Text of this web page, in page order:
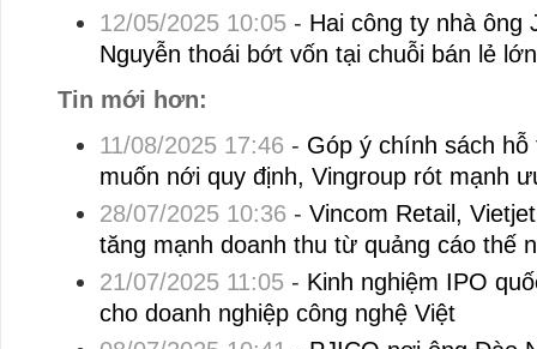
12/05/2025 10:05- Hai công ty nhà ông
Nguyễn thoái bớt vốn tại chuỗi bán lẻ
Tin mới hơn:
11/08/2025 17:46 - Góp ý chính sách
muốn nới quy định, Vingroup rót mạnh
28/07/2025 10:36 - Vincom Retail,
tăng mạnh doanh thu từ quảng cáo thế
21/07/2025 11:05- Kinh nghiệm IPO
cho doanh nghiệp công nghệ Việt